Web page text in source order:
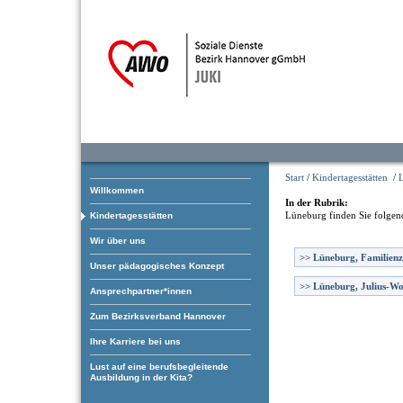
Willkommen
Kindertagesstätten
Wir über uns
Unser pädagogisches Konzept
Ansprechpartner*innen
Zum Bezirksverband Hannover
Ihre Karriere bei uns
Lust auf eine berufsbegleitende
Ausbildung in der Kita?
Start / Kindertagesstätten /
In der Rubrik:
Lüneburg finden Sie
>> Lüneburg,
>> Lüneburg, Julius-